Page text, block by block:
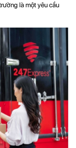
là một yêu cầu